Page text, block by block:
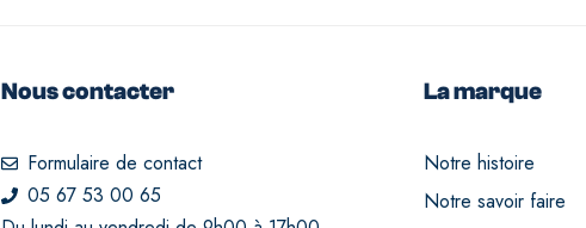
Nous contacter
Formulaire de contact
05 67 53 00 65
La marque
Notre histoire
Notre savoir faire